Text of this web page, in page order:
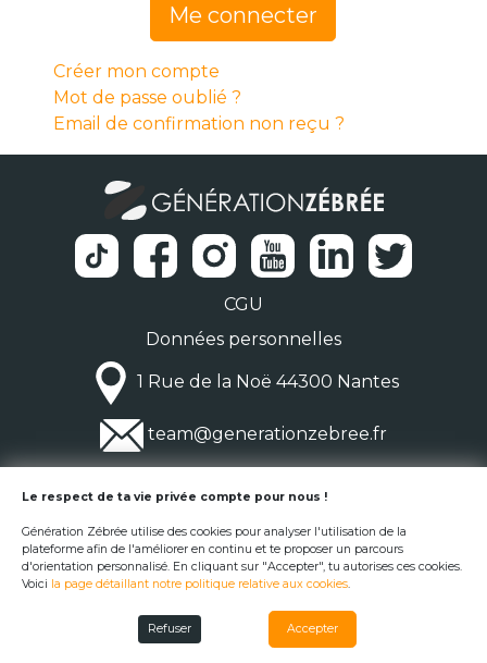
Me connecter
Créer mon compte
Mot de passe oublié ?
Email de confirmation non reçu ?
CGU
Données personnelles
1 Rue de la Noë 44300 Nantes
team@generationzebree.fr
© Génération Zébrée 2026
Le respect de ta vie privée compte pour nous !
Génération Zébrée utilise des cookies pour analyser l'utilisation de la
plateforme afin de l'améliorer en continu et te proposer un parcours
d'orientation personnalisé. En cliquant sur "Accepter", tu autorises ces cookies.
Voici la page détaillant notre politique relative aux cookies.
Refuser Accepter